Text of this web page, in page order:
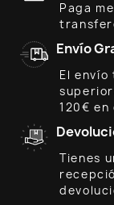
Paga
Envío
El
120€
Tienes